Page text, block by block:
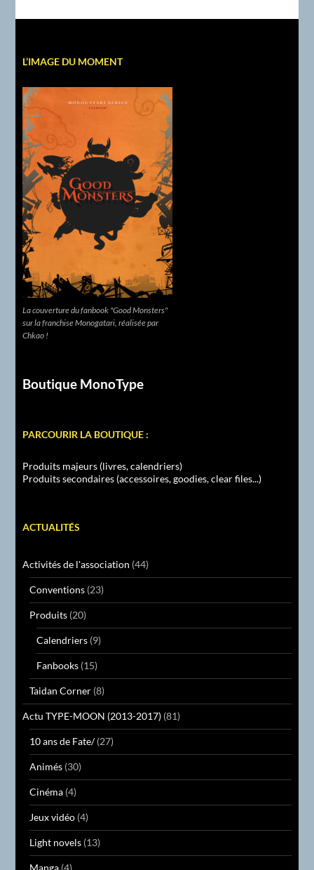
L’IMAGE DU MOMENT
La couverture du fanbook "Good Monsters"
sur la franchise Monogatari, réalisée par
Chkao !
Boutique MonoType
PARCOURIR LA BOUTIQUE :
Produits majeurs (livres, calendriers)
Produits secondaires (accessoires, goodies, clear files...)
ACTUALITÉS
Activités de l'association (44)
Conventions (23)
Produits (20)
Calendriers (9)
Fanbooks (15)
Taidan Corner (8)
Actu TYPE-MOON (2013-2017) (81)
10 ans de Fate/(27)
Animés (30)
Cinéma (4)
Jeux vidéo (4)
Light novels (13)
Manga (4)